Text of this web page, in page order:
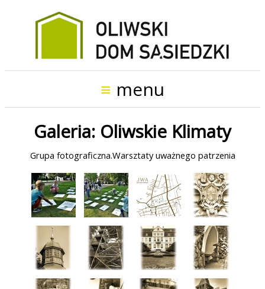
Wydarzenia
Włącz
się
do
działania!
Kontakt
≡ menu
Galeria: Oliwskie Klimaty
Grupa fotograficzna.Warsztaty uważnego patrzenia